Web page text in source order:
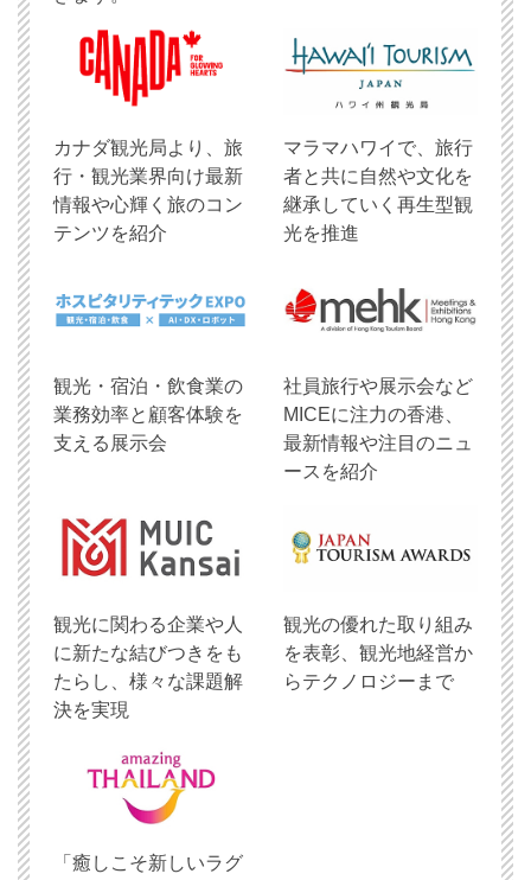
​カナダ観光局より、旅
行・観光業界向け最新
情報や心輝く旅のコン
テンツを紹介
マラマハワイで、旅行
者と共に自然や文化を
継承していく再生型観
光を推進
観光・宿泊・飲食業の
業務効率と顧客体験を
支える展示会
社員旅行や展示会など
MICEに注力の香港、
最新情報や注目のニュ
ースを紹介
観光に関わる企業や人
に新たな結びつきをも
たらし、様々な課題解
決を実現
観光の優れた取り組み
を表彰、観光地経営か
らテクノロジーまで
「癒しこそ新しいラグ